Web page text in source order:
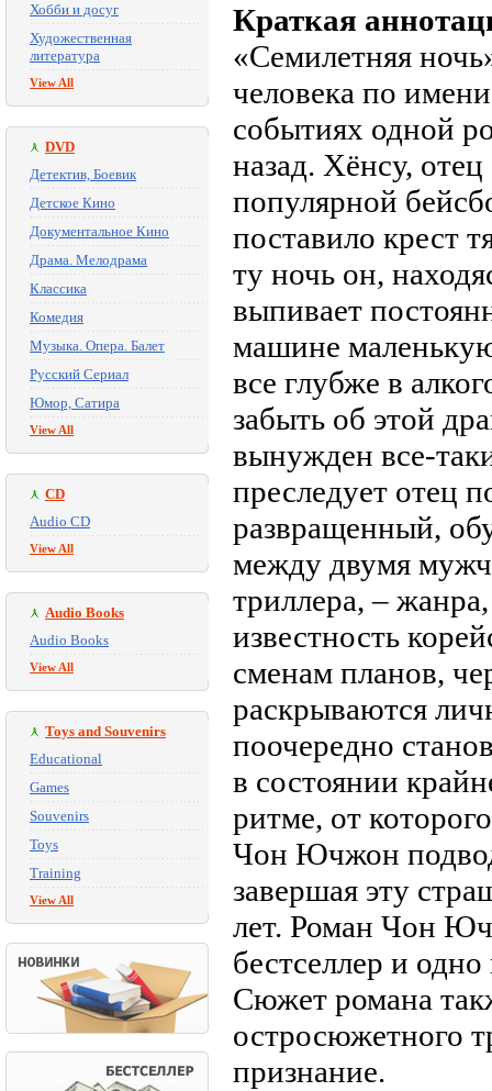
Хобби и досуг
Художественная
литература
View All
DVD
Детектив, Боевик
Детское Кино
Документальное Кино
Драма. Мелодрама
Классика
Комедия
Музыка. Опера. Балет
Русский Сериал
Юмор, Сатира
View All
CD
Audio CD
View All
Audio Books
Audio Books
View All
Toys and Souvenirs
Educational
Games
Souvenirs
Toys
Training
View All
Краткая
«Семилетняя
человека по
событиях одной
назад. Хёнсу,
популярной
поставило крест
ту ночь он,
выпивает
машине
все глубже в
забыть об этой
вынужден все-
преследует отец
развращенный,
между двумя
триллера, –
известность
сменам планов,
раскрываются
поочередно
в состоянии
ритме, от
Чон Ючжон
завершая эту
лет. Роман Чон
бестселлер и
Сюжет романа
остросюжетного
признание.